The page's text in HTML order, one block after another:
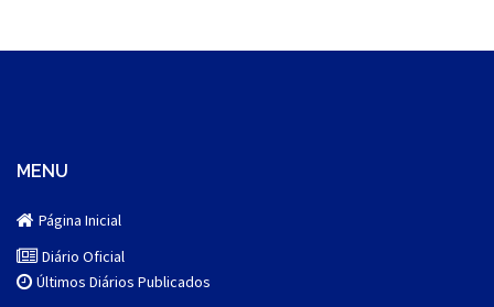
MENU
Página Inicial
Diário Oficial
Últimos Diários Publicados